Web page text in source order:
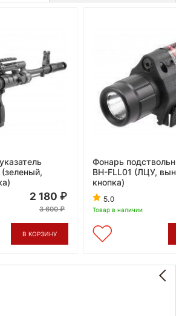
2 180
3 600
В КОРЗИНУ
Фонарь
BH-FLL01 (ЛЦУ,
кнопка)
5.0
Товар в наличии